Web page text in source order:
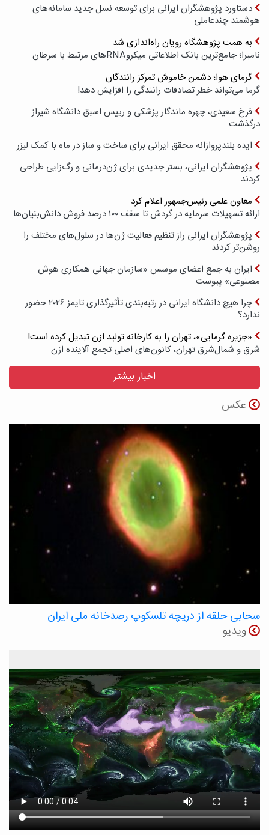
دستاورد پژوهشگران ایرانی برای توسعه نسل جدید سامانه‌های
هوشمند چندعاملی
به همت پژوهشگاه رویان راه‌اندازی شد
نامیرا؛ جامع‌ترین بانک اطلاعاتی میکروRNAهای مرتبط با سرطان
گرمای هوا؛ دشمن خاموش تمرکز رانندگان
گرما می‌تواند خطر تصادفات رانندگی را افزایش دهد!
فرخ سعیدی، چهره ماندگار پزشکی و رییس اسبق دانشگاه شیراز
درگذشت
ایده بلندپروازانه محقق ایرانی برای ساخت و ساز در ماه با کمک لیزر
پژوهشگران ایرانی، بستر جدیدی برای ژن‌درمانی و رگ‌زایی طراحی
کردند
معاون علمی رئیس‌جمهور اعلام کرد
ارائه تسهیلات سرمایه در گردش تا سقف ۱۰۰ درصد فروش دانش‌بنیان‌ها
پژوهشگران ایرانی راز تنظیم فعالیت ژن‌ها در سلول‌های مختلف را
روشن‌تر کردند
ایران به جمع اعضای موسس «سازمان جهانی همکاری هوش
مصنوعی» پیوست
چرا هیچ دانشگاه ایرانی در رتبه‌بندی تأثیرگذاری تایمز ۲۰۲۶ حضور
ندارد؟
«جزیره گرمایی»، تهران را به کارخانه تولید ازن تبدیل کرده است!
شرق و شمال‌شرق تهران، کانون‌های اصلی تجمع آلاینده ازن
اخبار بیشتر
عکس
سحابی حلقه از دریچه تلسکوپ رصدخانه ملی ایران
ویدیو